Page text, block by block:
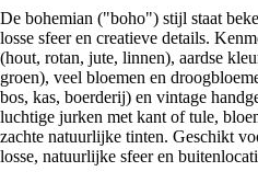
De bohemian ("boho") stijl staat
losse sfeer en creatieve details.
(hout, rotan, jute, linnen), aardse
groen), veel bloemen en
bos, kas, boerderij) en vintage
luchtige jurken met kant of tule,
zachte natuurlijke tinten. Geschikt
losse, natuurlijke sfeer en